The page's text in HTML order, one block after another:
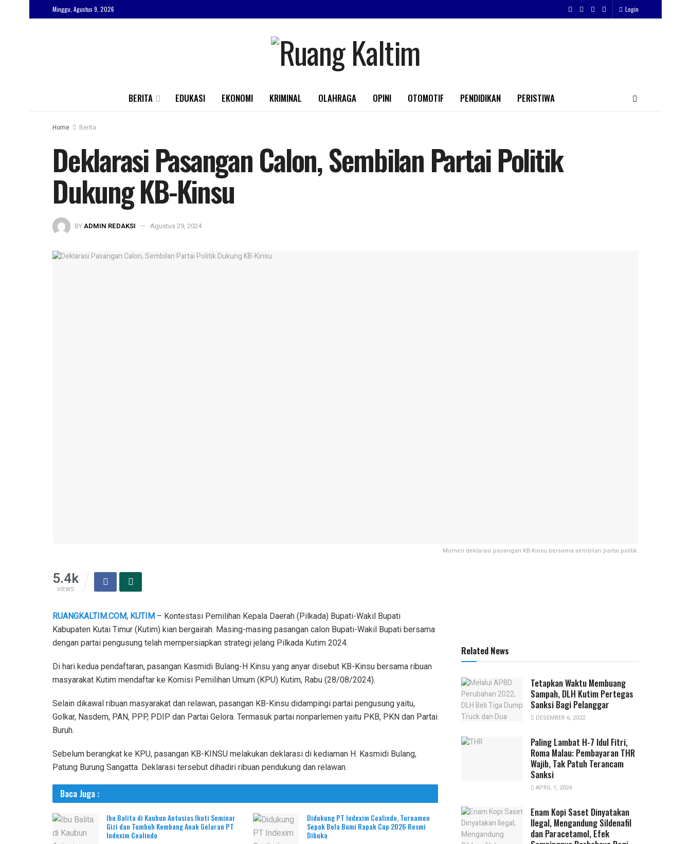
Minggu, Agustus 9, 2026 Login
BERITA EDUKASI EKONOMI KRIMINAL OLAHRAGA OPINI OTOMOTIF PENDIDIKAN PERISTIWA
Home Berita
Deklarasi Pasangan Calon, Sembilan Partai Politik
Dukung KB-Kinsu
BYADMIN REDAKSI Agustus 29, 2024
Momen deklarasi pasangan KB-Kinsu bersama sembilan partai politik.
5.4k
VIEWS
RUANGKALTIM.COM, KUTIM – Kontestasi Pemilihan Kepala Daerah (Pilkada) Bupati-Wakil Bupati
Kabupaten Kutai Timur (Kutim) kian bergairah. Masing-masing pasangan calon Bupati-Wakil Bupati bersama
dengan partai pengusung telah mempersiapkan strategi jelang Pilkada Kutim 2024.
Di hari kedua pendaftaran, pasangan Kasmidi Bulang-H Kinsu yang anyar disebut KB-Kinsu bersama ribuan
masyarakat Kutim mendaftar ke Komisi Pemilihan Umum (KPU) Kutim, Rabu (28/08/2024).
Selain dikawal ribuan masyarakat dan relawan, pasangan KB-Kinsu didampingi partai pengusung yaitu,
Golkar, Nasdem, PAN, PPP, PDIP dan Partai Gelora. Termasuk partai nonparlemen yaitu PKB, PKN dan Partai
Buruh.
Sebelum berangkat ke KPU, pasangan KB-KINSU melakukan deklarasi di kediaman H. Kasmidi Bulang,
Patung Burung Sangatta. Deklarasi tersebut dihadiri ribuan pendukung dan relawan.
Baca Juga :
Ibu Balita di Kaubun Antusias Ikuti Seminar
Gizi dan Tumbuh Kembang Anak Gelaran PT
Indexim Coalindo
Didukung PT Indexim Coalindo, Turnamen
Sepak Bola Bumi Rapak Cup 2026 Resmi
Dibuka
Related News
Tetapkan Waktu Membuang
Sampah, DLH Kutim Pertegas
Sanksi Bagi Pelanggar
DESEMBER 6, 2022
Paling Lambat H-7 Idul Fitri,
Roma Malau: Pembayaran THR
Wajib, Tak Patuh Terancam
Sanksi
APRIL 1, 2024
Enam Kopi Saset Dinyatakan
Ilegal, Mengandung Sildenafil
dan Paracetamol, Efek